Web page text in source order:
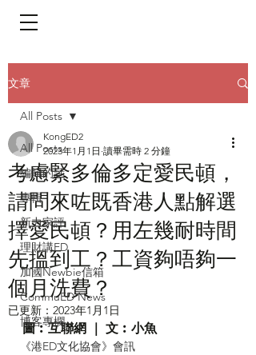
文章
All Posts
編輯的話
專輯
新力家評
理財講ED
加國Newbie信箱
CommuED News
博客專欄
《港ED文化協會》會訊
All Posts
考慮緊多倫多定愛民頓，
請問來咗既香港人點解選
擇愛民頓？用左幾耐時間
先搵到工？工資夠唔夠一
個月洗費？
KongED2
2023年1月1日 讀畢需時 2 分鐘
已更新： 2023年1月1日
圖︰互聯網 ｜ 文︰小魚